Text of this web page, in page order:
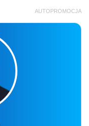
AUTOPROMOCJA